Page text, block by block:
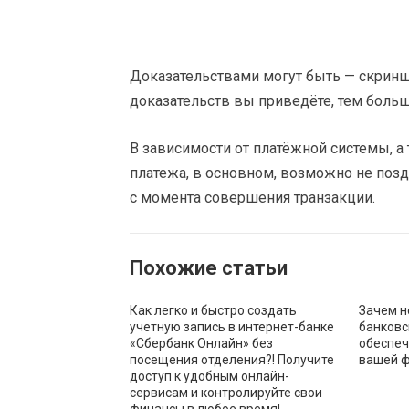
Доказательствами могут быть —
доказательств вы приведёте, тем
В зависимости от платёжной системы,
платежа, в основном, возможно не
c момента совершения транзакции.
Похожие статьи
Как легко и быстро создать
учетную запись в интернет-банке
«Сбербанк Онлайн» без
посещения отделения?! Получите
доступ к удобным онлайн-
сервисам и контролируйте свои
Зачем
вашей